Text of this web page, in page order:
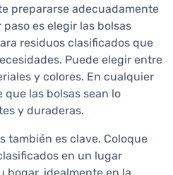
prepararse adecuadamente
es elegir las bolsas
residuos clasificados que
Puede elegir entre
y colores. En cualquier
que las bolsas sean lo
y duraderas.
también es clave. Coloque
en un lugar